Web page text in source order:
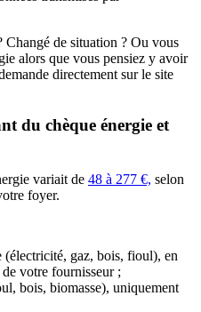
Changé de situation ? Ou vous
alors que vous pensiez y avoir
directement sur le site
du chèque énergie et
variait de 48 à 277 €, selon
foyer.
(électricité, gaz, bois, fioul), en
votre fournisseur ;
bois, biomasse), uniquement